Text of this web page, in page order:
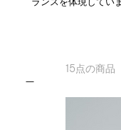
15点の商品